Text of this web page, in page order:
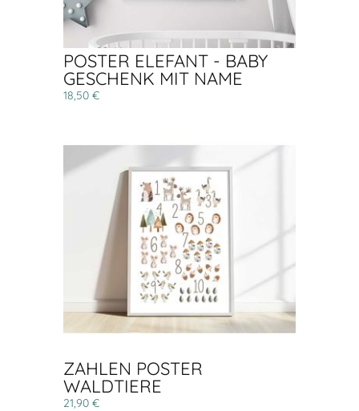
POSTER ELEFANT - BABY
GESCHENK MIT NAME
18,50 €
ZAHLEN POSTER
WALDTIERE
21,90 €